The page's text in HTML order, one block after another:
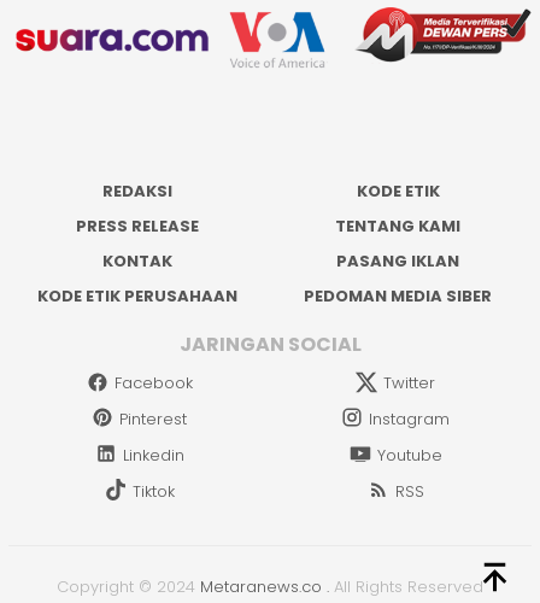
REDAKSI
KODE ETIK
PRESS RELEASE
TENTANG KAMI
KONTAK
PASANG IKLAN
KODE ETIK PERUSAHAAN
PEDOMAN MEDIA SIBER
JARINGAN SOCIAL
Facebook
Twitter
Pinterest
Instagram
Linkedin
Youtube
Tiktok
RSS
Copyright © 2024 Metaranews.co . All Rights Reserved